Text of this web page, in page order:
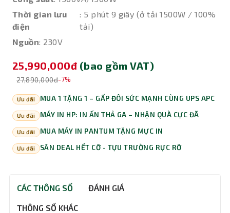
Thời gian lưu
điện
: 5 phút 9 giây (ở tải 1500W / 100%
tải)
Nguồn: 230V
25,990,000đ (bao gồm VAT)
27,890,000đ-7%
Ưu đãi MUA 1 TẶNG 1 – GẤP ĐÔI SỨC MẠNH CÙNG UPS APC
Ưu đãi MÁY IN HP: IN ẤN THẢ GA – NHẬN QUÀ CỰC ĐÃ
Ưu đãi MUA MÁY IN PANTUM TẶNG MỰC IN
Ưu đãi SĂN DEAL HẾT CỠ - TỰU TRƯỜNG RỰC RỠ
CÁC THÔNG SỐ ĐÁNH GIÁ
THÔNG SỐ KHÁC